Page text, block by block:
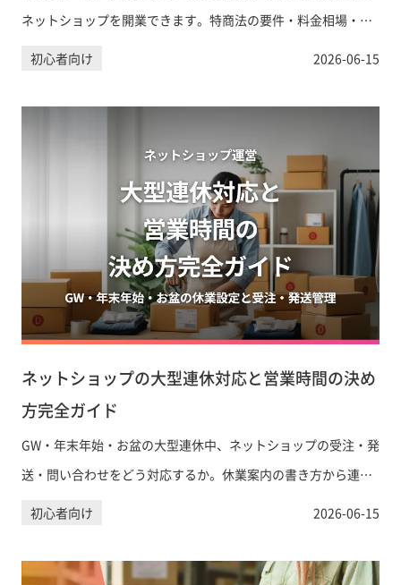
ネットショップを開業できます。特商法の要件・料金相場・お
すすめサービス4選を比較解説。まずは無料相談から。
初心者向け 2026-06-15
ネットショップの大型連休対応と営業時間の決め
方完全ガイド
GW・年末年始・お盆の大型連休中、ネットショップの受注・発
送・問い合わせをどう対応するか。休業案内の書き方から連休
前の準備チェックリストまで実務ガイドとして解説します。
初心者向け 2026-06-15